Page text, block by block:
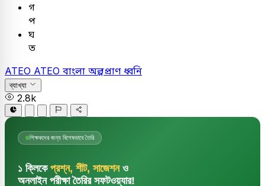
গ
প
ঘ
ত
ATEO ATEO বাংলা অল্পপ্রাণ ধ্বনি
ব্যাখ্যা
2.8k
শিক্ষকদের জন্য বিশেষভাবে তৈরি
১ ক্লিকে প্রশ্ন, শীট, সাজেশনও
অনলাইন পরীক্ষা তৈরির সফটওয়্যার!